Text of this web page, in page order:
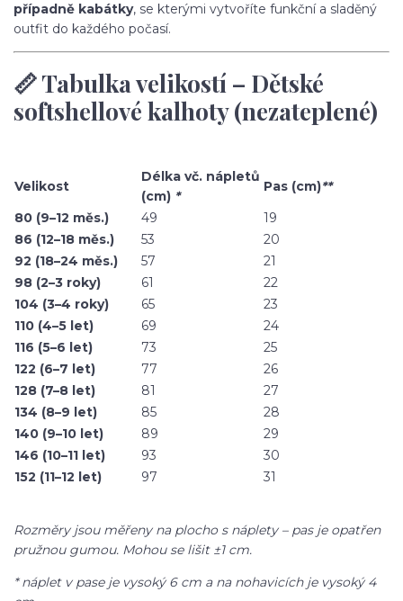
případně kabátky, se kterými vytvoříte funkční a sladěný
outfit do každého počasí.
📏 Tabulka velikostí – Dětské
softshellové kalhoty (nezateplené)
Velikost
Délka vč. nápletů
(cm) *
Pas (cm)**
80 (9–12 měs.)
49
19
86 (12–18 měs.)
53
20
92 (18–24 měs.)
57
21
98 (2–3 roky)
61
22
104 (3–4 roky)
65
23
110 (4–5 let)
69
24
116 (5–6 let)
73
25
122 (6–7 let)
77
26
128 (7–8 let)
81
27
134 (8–9 let)
85
28
140 (9–10 let)
89
29
146 (10–11 let)
93
30
152 (11–12 let)
97 31
Rozměry jsou měřeny na plocho s náplety – pas je opatřen
pružnou gumou. Mohou se lišit ±1 cm.
* náplet v pase je vysoký 6 cm a na nohavicích je vysoký 4